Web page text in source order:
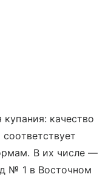
качество
В их числе —
№ 1 в Восточном